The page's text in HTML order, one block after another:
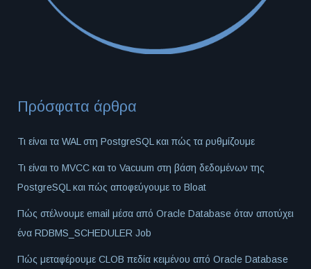
Πρόσφατα άρθρα
Τι είναι τα WAL στη PostgreSQL και πώς τα ρυθμίζουμε
Τι είναι το MVCC και το Vacuum στη βάση δεδομένων της
PostgreSQL και πώς αποφεύγουμε το Bloat
Πώς στέλνουμε email μέσα από Oracle Database όταν αποτύχει
ένα RDBMS_SCHEDULER Job
Πώς μεταφέρουμε CLOB πεδία κειμένου από Oracle Database